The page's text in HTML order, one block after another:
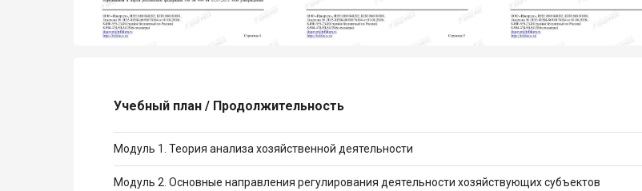
Учебный план / Продолжительность
Модуль 1. Теория анализа хозяйственной деятельности
Модуль 2. Основные направления регулирования деятельности хозяйствующих субъектов